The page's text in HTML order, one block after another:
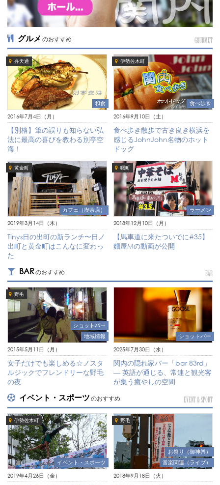
グルメ のおすすめ GOURMET
弁天通
和食
2016年7月4日（月）
【別格】筆の誤りも知らない弘
法に最高の喜びを教わる別亭空
海！
伊勢佐木町
食べ歩き
2016年9月10日（土）
食べ歩き散歩で古き良き横浜を
感じるJohnJohn名物のホット
ドッグ
黄金町
カフェ（喫茶店）
2019年3月14日（木）
Tinys日の出町の新ランチ〜日ノ
出町と黄金町はこんなに変わっ
た
曙町
ラーメン
2018年12月10日（月）
【馬車道に来たついでに#35】
麵屋Mの動画が公開
BARのおすすめ BAR
野毛
ショットバー
地域情報
2015年5月11日（月）
女子だけでも楽しめる☆ノスタ
ルジックでフレンドリーな野毛
の夜
ショットバー
2025年7月30日（水）
関内の隠れ家バー「bar 83rd」
— 英語が通じる、常連と観光客
が集う癒やしの空間
イベント・スポーツ のおすすめ EVENT & SPORT
伊勢佐木町
イベント・スポーツ
2019年4月26日（金）
野毛
お祭り（御神輿）
音楽関連（ライブ）
2018年9月18日（火）